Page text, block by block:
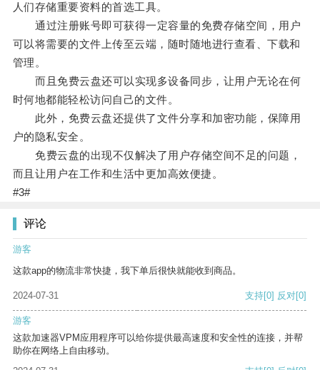
人们存储重要资料的首选工具。
通过注册账号即可获得一定容量的免费存储空间，用户
可以将需要的文件上传至云端，随时随地进行查看、下载和
管理。
而且免费云盘还可以实现多设备同步，让用户无论在何
时何地都能轻松访问自己的文件。
此外，免费云盘还提供了文件分享和加密功能，保障用
户的隐私安全。
免费云盘的出现不仅解决了用户存储空间不足的问题，
而且让用户在工作和生活中更加高效便捷。
#3#
评论
游客
这款app的物流非常快捷，我下单后很快就能收到商品。
2024-07-31 支持[0] 反对[0]
游客
这款加速器VPM应用程序可以给你提供最高速度和安全性的连接，并帮
助你在网络上自由移动。